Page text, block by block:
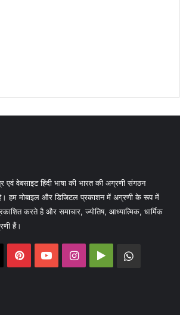
वेबसाइट हिंदी भाषा की भारत की अग्रणी संगठन
हम मोबाइल और डिजिटल प्रकाशन में अग्रणी के रूप में
करते है और समाचार, ज्योतिष, आध्यात्मिक, धार्मिक
हैं।
PinterestYouTubeInstagram
Google